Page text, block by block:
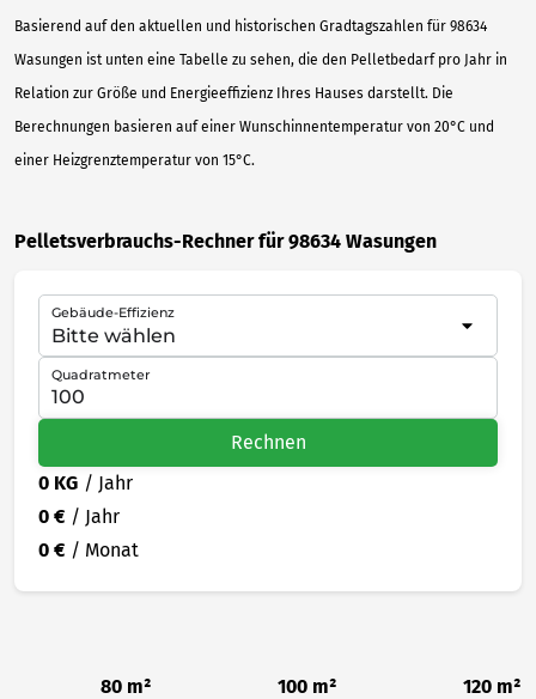
Basierend auf den aktuellen und historischen Gradtagszahlen für 98634
Wasungen ist unten eine Tabelle zu sehen, die den Pelletbedarf pro Jahr in
Relation zur Größe und Energieeffizienz Ihres Hauses darstellt. Die
Berechnungen basieren auf einer Wunschinnentemperatur von 20°C und
einer Heizgrenztemperatur von 15°C.
Pelletsverbrauchs-Rechner für 98634 Wasungen
Gebäude-Effizienz
Quadratmeter
Rechnen
0 KG / Jahr
0 € / Jahr
0 € / Monat
80 m² 100 m² 120 m²